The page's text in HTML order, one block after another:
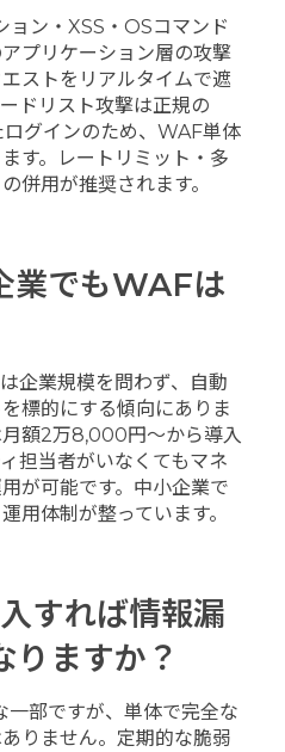
ン・XSS・OSコマンド
プリケーション層の攻撃
ストをリアルタイムで遮
ドリスト攻撃は正規の
グインのため、WAF単体
す。レートリミット・多
併用が推奨されます。
業でもWAFは
企業規模を問わず、自動
標的にする傾向にありま
額2万8,000円〜から導入
担当者がいなくてもマネ
が可能です。中小企業で
用体制が整っています。
すれば情報漏
りますか？
部ですが、単体で完全な
りません。定期的な脆弱